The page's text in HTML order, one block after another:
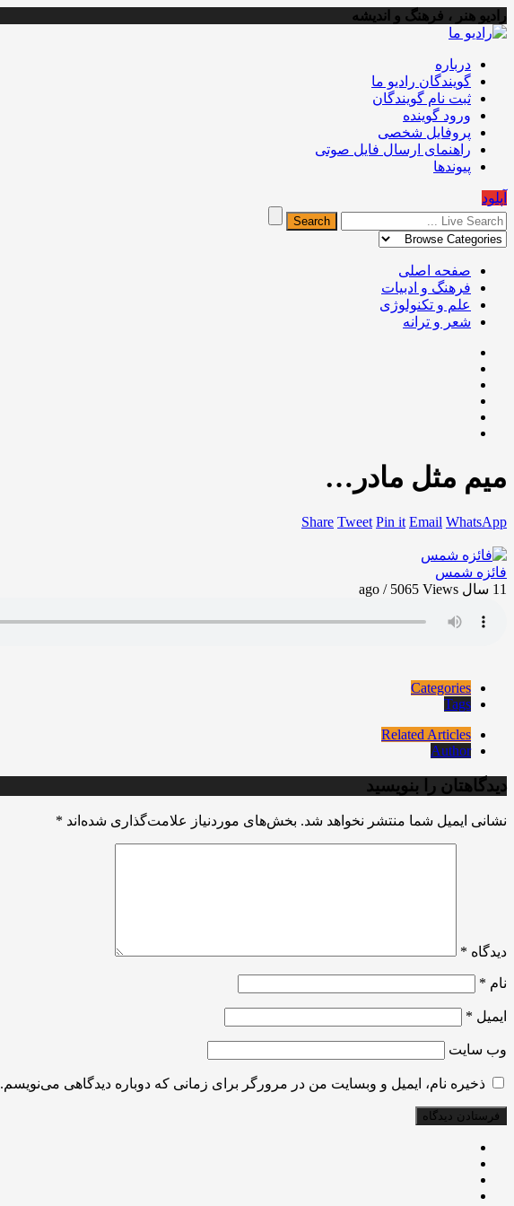
رادیو هنر ، فرهنگ و اندیشه
درباره
گویندگان رادیو ما
ثبت نام گویندگان
ورود گوینده
پروفایل شخصی
راهنمای ارسال فایل صوتی
پیوندها
آپلود
صفحه اصلی
فرهنگ و ادبیات
علم و تکنولوژی
شعر و ترانه
میم مثل مادر…
Share Tweet Pin it Email WhatsApp
فائزه شمس
11 سال ago / 5065
Views
Categories
Tags
Related Articles
Author
دیدگاهتان را بنویسید
نشانی ایمیل شما منتشر نخواهد شد. بخش‌های موردنیاز علامت‌گذاری شده‌اند *
دیدگاه *
نام *
ایمیل *
وب‌ سایت
ذخیره نام، ایمیل و وبسایت من در مرورگر برای زمانی که دوباره دیدگاهی می‌نویسم.